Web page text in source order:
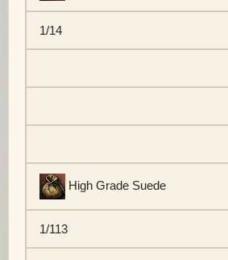
1/14
High Grade Suede
1/113